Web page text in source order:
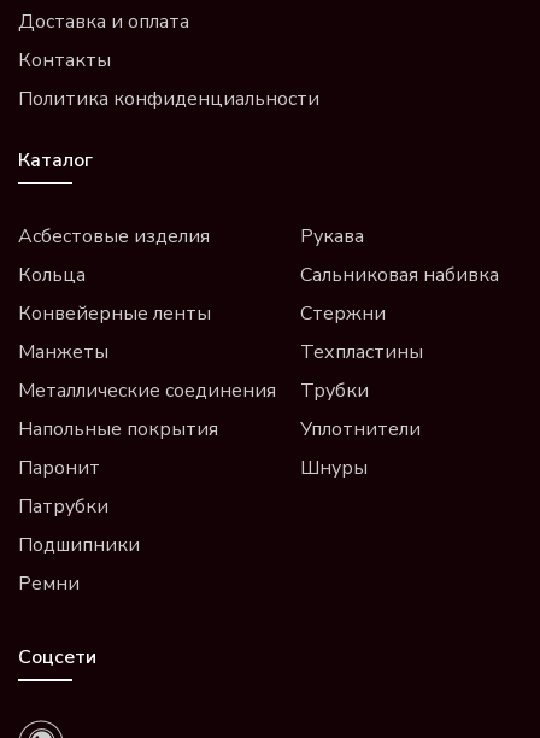
Доставка и оплата
Контакты
Политика конфиденциальности
Каталог
Асбестовые изделия
Кольца
Конвейерные ленты
Манжеты
Металлические соединения
Напольные покрытия
Паронит
Патрубки
Подшипники
Ремни
Рукава
Сальниковая набивка
Стержни
Техпластины
Трубки
Уплотнители
Шнуры
Соцсети